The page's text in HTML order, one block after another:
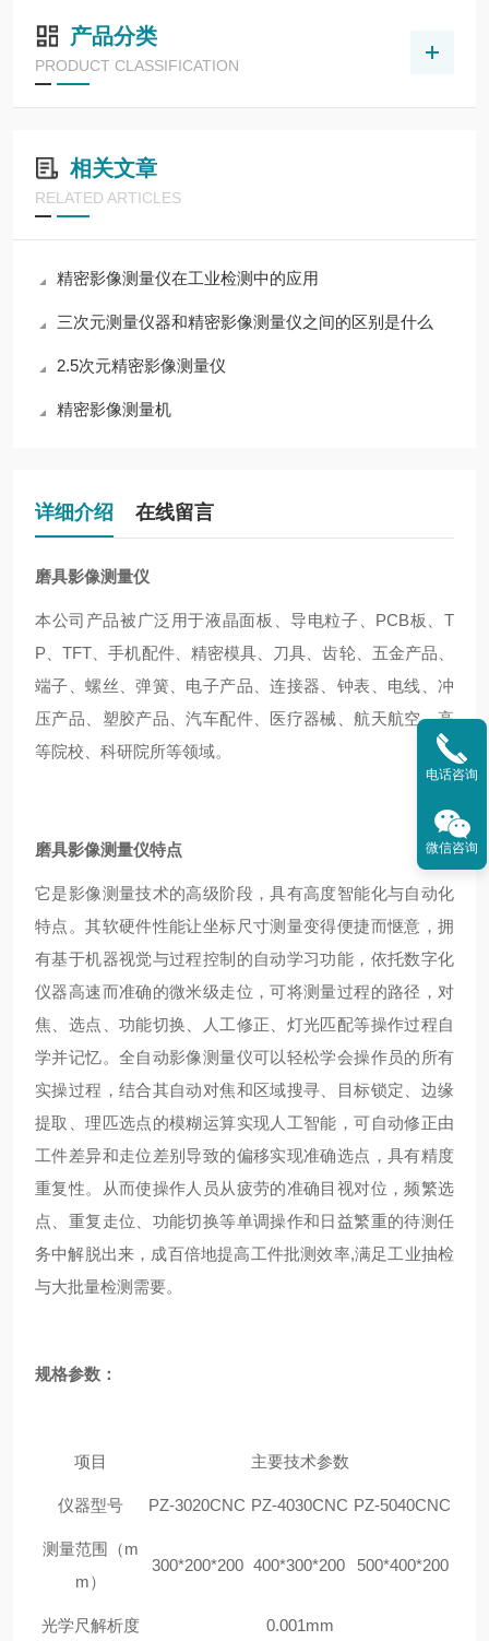
产品分类
PRODUCT CLASSIFICATION
相关文章
RELATED ARTICLES
精密影像测量仪在工业检测中的应用
三次元测量仪器和精密影像测量仪之间的区别是什么
2.5次元精密影像测量仪
精密影像测量机
详细介绍 在线留言
磨具影像测量仪
本公司产品被广泛用于液晶面板、导电粒子、PCB板、T
P、TFT、手机配件、精密模具、刀具、齿轮、五金产品、
端子、螺丝、弹簧、电子产品、连接器、钟表、电线、冲
压产品、塑胶产品、汽车配件、医疗器械、航天航空、高
等院校、科研院所等领域。
磨具影像测量仪特点
它是影像测量技术的高级阶段，具有高度智能化与自动化
特点。其软硬件性能让坐标尺寸测量变得便捷而惬意，拥
有基于机器视觉与过程控制的自动学习功能，依托数字化
仪器高速而准确的微米级走位，可将测量过程的路径，对
焦、选点、功能切换、人工修正、灯光匹配等操作过程自
学并记忆。全自动影像测量仪可以轻松学会操作员的所有
实操过程，结合其自动对焦和区域搜寻、目标锁定、边缘
提取、理匹选点的模糊运算实现人工智能，可自动修正由
工件差异和走位差别导致的偏移实现准确选点，具有精度
重复性。从而使操作人员从疲劳的准确目视对位，频繁选
点、重复走位、功能切换等单调操作和日益繁重的待测任
务中解脱出来，成百倍地提高工件批测效率,满足工业抽检
与大批量检测需要。
规格参数：
项目 主要技术参数
仪器型号 PZ-3020CNC PZ-4030CNC PZ-5040CNC
测量范围（m
m）
300*200*200 400*300*200 500*400*200
光学尺解析度 0.001mm
电话咨询
微信咨询